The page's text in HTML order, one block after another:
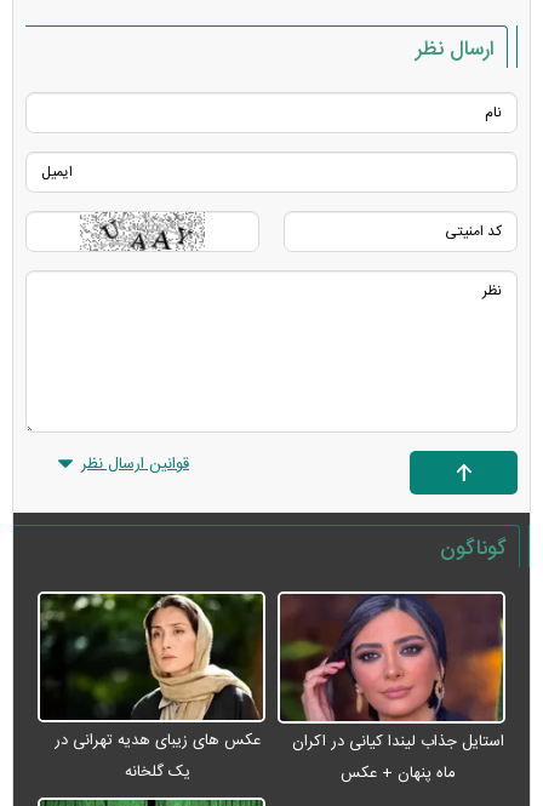
ارسال نظر
قوانین ارسال نظر
گوناگون
استایل جذاب لیندا کیانی در اکران
ماه پنهان + عکس
عکس های زیبای هدیه تهرانی در
یک گلخانه